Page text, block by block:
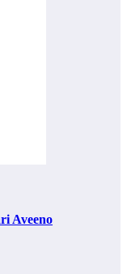
Aveeno